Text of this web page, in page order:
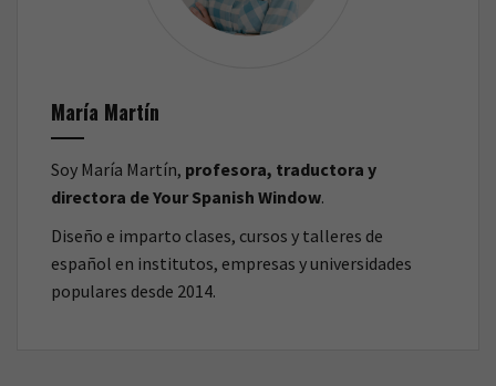
María Martín
Soy María Martín, profesora, traductora y
directora de Your Spanish Window.
Diseño e imparto clases, cursos y talleres de
español en institutos, empresas y universidades
populares desde 2014.